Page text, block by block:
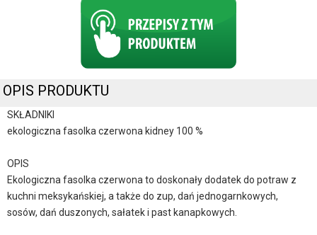
OPIS PRODUKTU
SKŁADNIKI
ekologiczna fasolka czerwona kidney 100 %
OPIS
Ekologiczna fasolka czerwona to doskonały dodatek do potraw z
kuchni meksykańskiej, a także do zup, dań jednogarnkowych,
sosów, dań duszonych, sałatek i past kanapkowych.